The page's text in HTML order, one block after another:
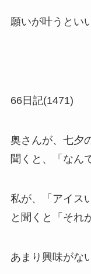
願いが叶うとい
66日記(1471)
奥さんが、七夕
聞くと、「なん
私が、「アイス
と聞くと「それ
あまり興味がな